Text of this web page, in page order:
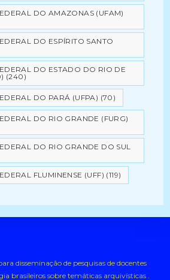
DO AMAZONAS (UFAM)
DO ESPÍRITO SANTO
DO ESTADO DO RIO DE
(240)
DO PARÁ (UFPA) (70)
DO RIO GRANDE (FURG)
DO RIO GRANDE DO SUL
FLUMINENSE (UFF) (119)
disseminação de pesquisas de docentes
brasileiros sobre temáticas arquivísticas .